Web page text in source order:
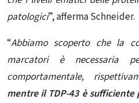
patologici”, afferma Schneider.
“Abbiamo scoperto che la
marcatori è necessaria
comportamentale,
mentre il TDP-43 è